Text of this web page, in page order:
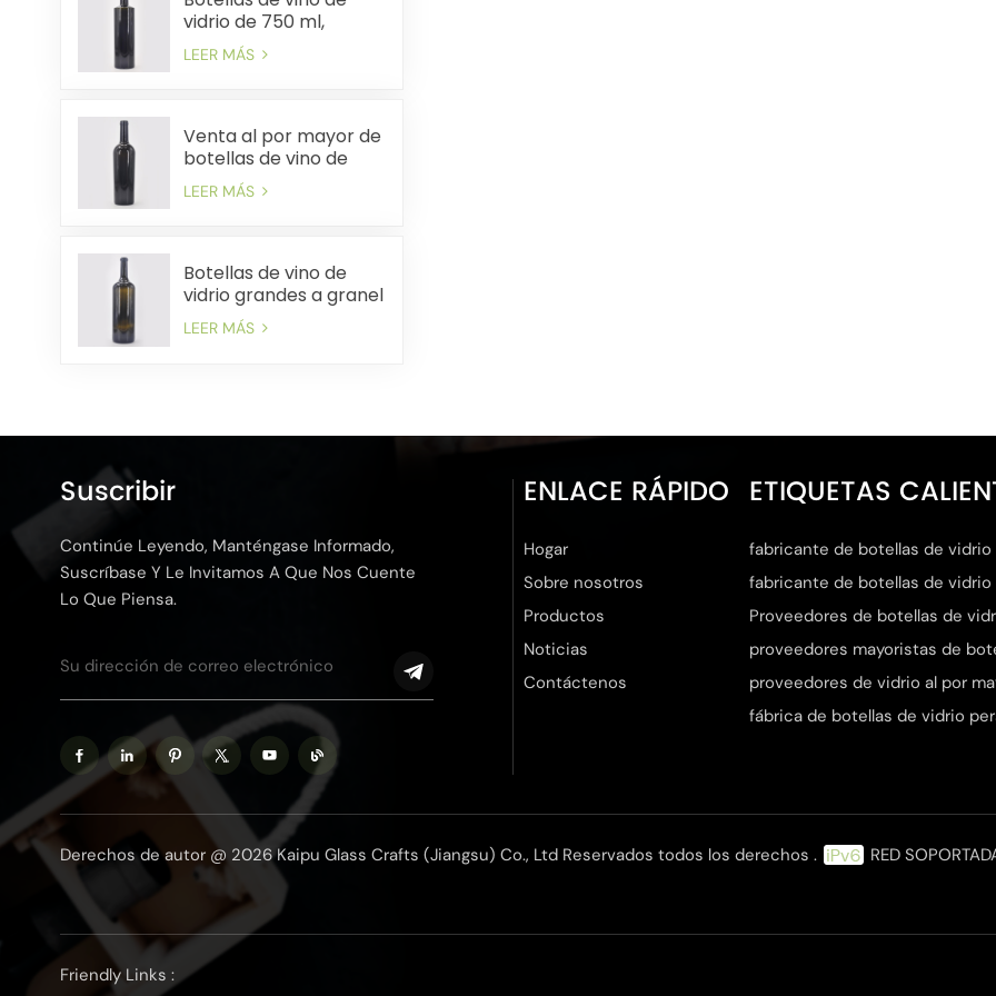
vidrio de 750 ml,
suministro a granel,
envío rápido rentable
LEER MÁS
Venta al por mayor de
botellas de vino de
vidrio de 750 ml
precios de fábrica
LEER MÁS
Botellas de vino de
vidrio grandes a granel
Precios de fábrica
Entrega rápida
LEER MÁS
Suscribir
Continúe Leyendo, Manténgase Informado,
Suscríbase Y Le Invitamos A Que Nos Cuente
Lo Que Piensa.
ENLACE RÁPIDO
Hogar
Sobre nosotros
Productos
Noticias
Contáctenos
ETIQUETAS
fabricante de botellas de vidrio
fabricante de botellas de vidrio
Proveedores de botellas de
proveedores mayoristas de
proveedores de vidrio al por
fábrica de botellas de vidrio
Derechos de autor @ 2026 Kaipu Glass Crafts (Jiangsu) Co., Ltd Reservados todos los derechos . RED
Friendly Links :